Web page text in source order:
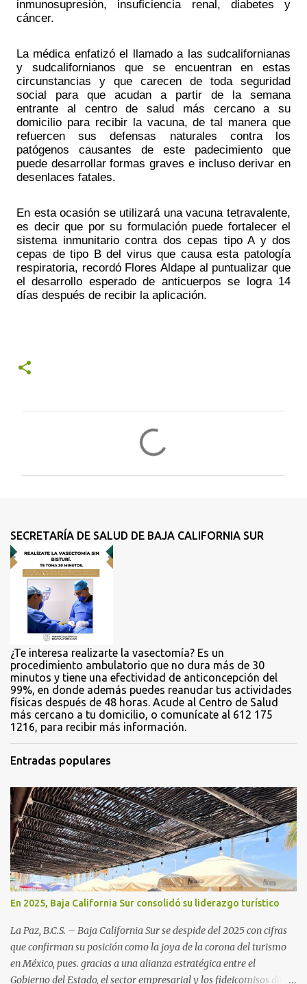
inmunosupresión, insuficiencia renal, diabetes y
cáncer.
La médica enfatizó el llamado a las sudcalifornianas
y sudcalifornianos que se encuentran en estas
circunstancias y que carecen de toda seguridad
social para que acudan a partir de la semana
entrante al centro de salud más cercano a su
domicilio para recibir la vacuna, de tal manera que
refuercen sus defensas naturales contra los
patógenos causantes de este padecimiento que
puede desarrollar formas graves e incluso derivar en
desenlaces fatales.
En esta ocasión se utilizará una vacuna tetravalente,
es decir que por su formulación puede fortalecer el
sistema inmunitario contra dos cepas tipo A y dos
cepas de tipo B del virus que causa esta patología
respiratoria, recordó Flores Aldape al puntualizar que
el desarrollo esperado de anticuerpos se logra 14
días después de recibir la aplicación.
t
a
r
o
SECRETARÍA DE SALUD DE BAJA CALIFORNIA SUR
¿Te interesa realizarte la vasectomía? Es un
procedimiento ambulatorio que no dura más de 30
minutos y tiene una efectividad de anticoncepción del
99%, en donde además puedes reanudar tus actividades
físicas después de 48 horas. Acude al Centro de Salud
más cercano a tu domicilio, o comunícate al 612 175
1216, para recibir más información.
Entradas populares
En 2025, Baja California Sur consolidó su liderazgo turístico
La Paz, B.C.S. – Baja California Sur se despide del 2025 con cifras
que confirman su posición como la joya de la corona del turismo
en México, pues. gracias a una alianza estratégica entre el
Gobierno del Estado, el sector empresarial y los fideicomisos de